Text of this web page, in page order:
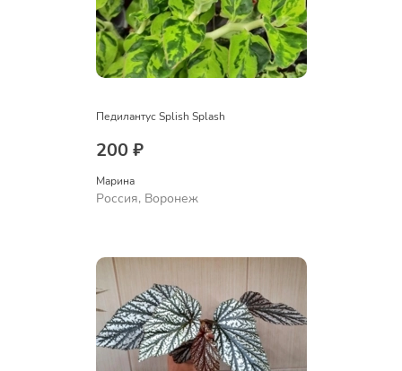
Педилантус Splish Splash
200 ₽
Марина
Россия, Воронеж